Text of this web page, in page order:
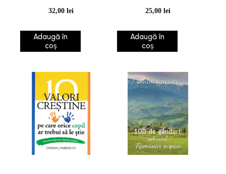
32,00lei
Adaugă în
coș
25,00lei
Adaugă în
coș